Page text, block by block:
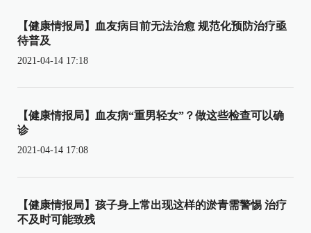
【健康情报局】血友病目前无法治愈 规范化预防治疗亟
待普及
2021-04-14 17:18
【健康情报局】血友病“重男轻女”？做这些检查可以确
诊
2021-04-14 17:08
【健康情报局】孩子身上常出现这样的淤青需警惕 治疗
不及时可能致残